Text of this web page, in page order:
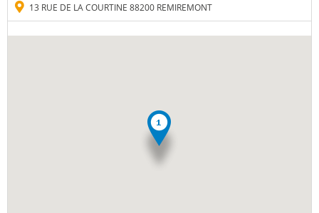
13 RUE DE LA COURTINE 88200 REMIREMONT